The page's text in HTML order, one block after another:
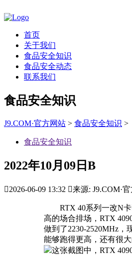
首页
关于我们
食品安全知识
食品安全动态
联系我们
食品安全知识
J9.COM·官方网站 > 食品安全知识 >
食品安全知识
2022年10月09日B
2026-06-09 13:32 来源: J9.COM·
RTX 40系列一改N卡
高的场合排场，RTX
做到了2230-2520MHz，
能够跑得更高，还有很大
这张截图中，RTX